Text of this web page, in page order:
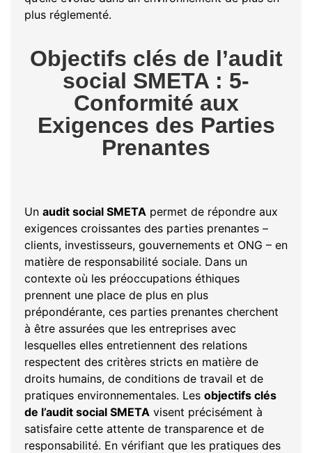
plus réglementé.
Objectifs clés de l’audit
social SMETA : 5-
Conformité aux
Exigences des Parties
Prenantes
Un audit social SMETA permet de répondre aux
exigences croissantes des parties prenantes –
clients, investisseurs, gouvernements et ONG – en
matière de responsabilité sociale. Dans un
contexte où les préoccupations éthiques
prennent une place de plus en plus
prépondérante, ces parties prenantes cherchent
à être assurées que les entreprises avec
lesquelles elles entretiennent des relations
respectent des critères stricts en matière de
droits humains, de conditions de travail et de
pratiques environnementales. Les objectifs clés
de l’audit social SMETA visent précisément à
satisfaire cette attente de transparence et de
responsabilité. En vérifiant que les pratiques des